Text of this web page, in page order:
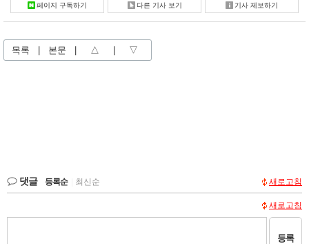
페이지 구독하기 다른 기사 보기 기사 제보하기
목록 본문 △ ▽
댓글 등록순 최신순 새로고침
새로고침
등록